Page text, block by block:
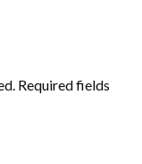
Required fields